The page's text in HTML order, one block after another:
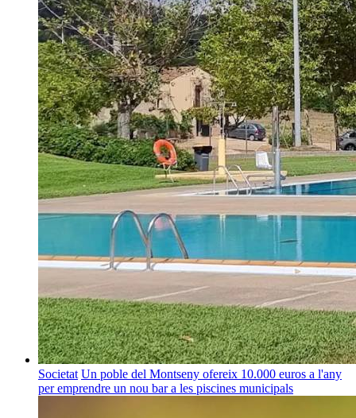
Societat Un poble del Montseny ofereix 10.000 euros a l'any
per emprendre un nou bar a les piscines municipals